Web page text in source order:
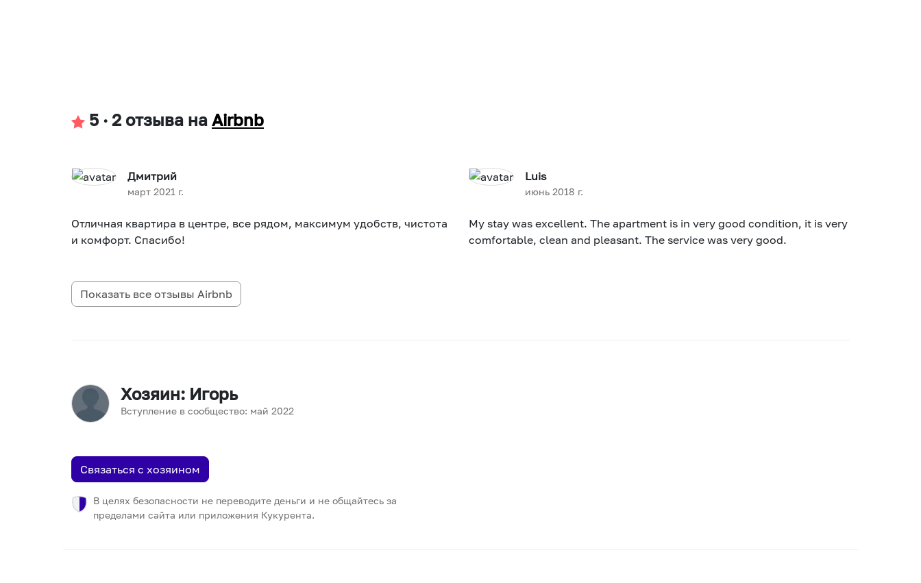
5 · 2 отзыва на Airbnb
Дмитрий
март 2021 г.
Отличная квартира в центре, все рядом, максимум удобств, чистота
и комфорт. Спасибо!
Luis
июнь 2018 г.
My stay was excellent. The apartment is in very good condition, it is very
comfortable, clean and pleasant. The service was very good.
Показать все отзывы Airbnb
Хозяин: Игорь
Вступление в сообщество: май 2022
Связаться с хозяином
В целях безопасности не переводите деньги и не общайтесь за
пределами сайта или приложения Кукурента.